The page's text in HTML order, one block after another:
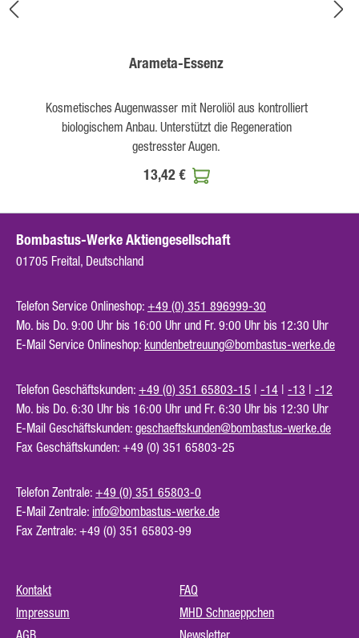
Arameta-Essenz
Kosmetisches Augenwasser mit Neroliöl aus kontrolliert
biologischem Anbau. Unterstützt die Regeneration
gestresster Augen.
13,42 €
Bombastus-Werke Aktiengesellschaft
01705 Freital, Deutschland
Telefon Service Onlineshop: +49 (0) 351 896999-30
Mo. bis Do. 9:00 Uhr bis 16:00 Uhr und Fr. 9:00 Uhr bis 12:30 Uhr
E-Mail Service Onlineshop: kundenbetreuung@bombastus-werke.de
Telefon Geschäftskunden: +49 (0) 351 65803-15 -14 -13
-12
Mo. bis Do. 6:30 Uhr bis 16:00 Uhr und Fr. 6:30 Uhr bis 12:30 Uhr
E-Mail Geschäftskunden: geschaeftskunden@bombastus-werke.de
Fax Geschäftskunden: +49 (0) 351 65803-25
Telefon Zentrale: +49 (0) 351 65803-0
E-Mail Zentrale: info@bombastus-werke.de
Fax Zentrale: +49 (0) 351 65803-99
Kontakt
Impressum
AGB
FAQ
MHD Schnaeppchen
Newsletter